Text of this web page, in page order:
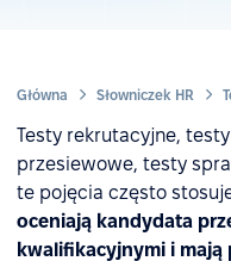
Główna Słowniczek HR
Testy rekrutacyjne,
przesiewowe, testy
te pojęcia często
oceniają kandydata
kwalifikacyjnymi i mają